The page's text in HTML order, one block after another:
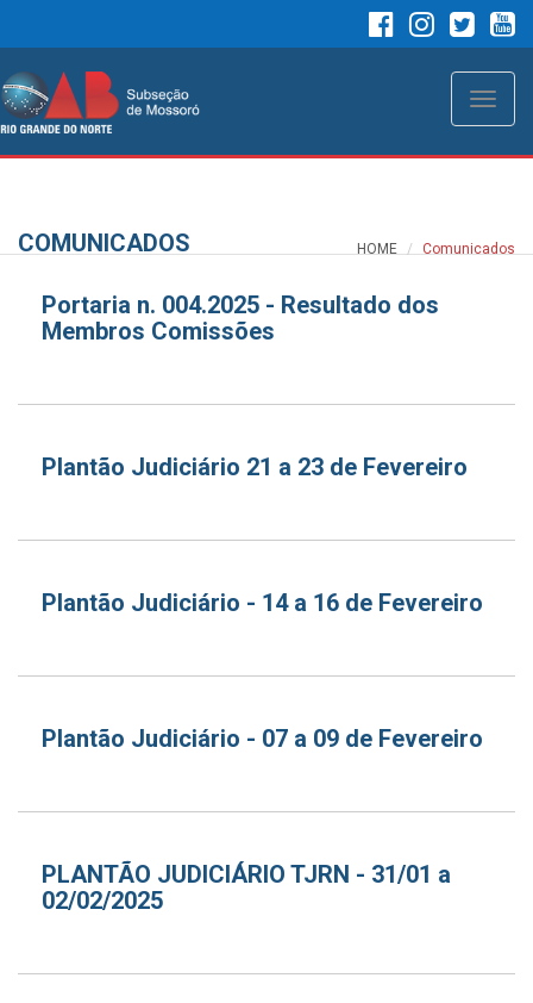
Toggle
COMUNICADOS HOME Comunicados
Portaria n. 004.2025 - Resultado dos
Membros Comissões
Plantão Judiciário 21 a 23 de Fevereiro
Plantão Judiciário - 14 a 16 de Fevereiro
Plantão Judiciário - 07 a 09 de Fevereiro
PLANTÃO JUDICIÁRIO TJRN - 31/01 a
02/02/2025